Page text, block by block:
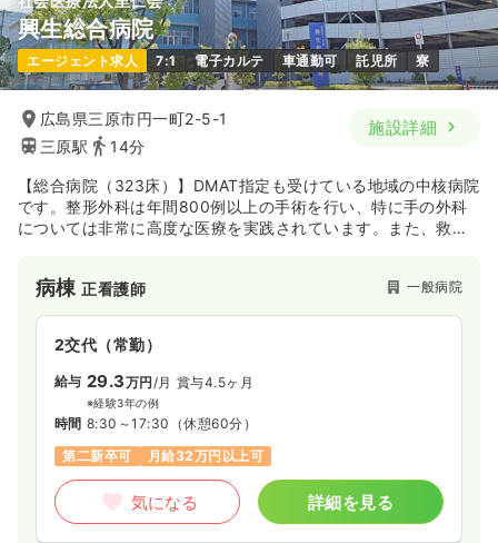
興生総合病院
エージェント求人 7:1 電子カルテ 車通勤可 託児所 寮
広島県三原市円一町2-5-1
三原駅
14分
施設詳細
【総合病院（323床）】DMAT指定も受けている地域の中核病院
です。整形外科は年間800例以上の手術を行い、特に手の外科
については非常に高度な医療を実践されています。また、救急
21年に新病院として生まれ変わり、災害拠点病院としても地域
により貢献できるように屋上にはヘリポートを設置されていま
す。365日24時間いつでも急患に対応できる体制をとり、年間
1500件以上（平成23年1494件、平成24年1506件、平成25年
1447件）の救急患者を受け入れています。
病棟正看護師 一般病院
2交代（常勤）
給与 29.3万円 /月 賞与4.5ヶ月
※経験3年の例
時間 8:30～17:30 （休憩60分）
第二新卒可
月給32万円以上可
気になる 詳細を見る